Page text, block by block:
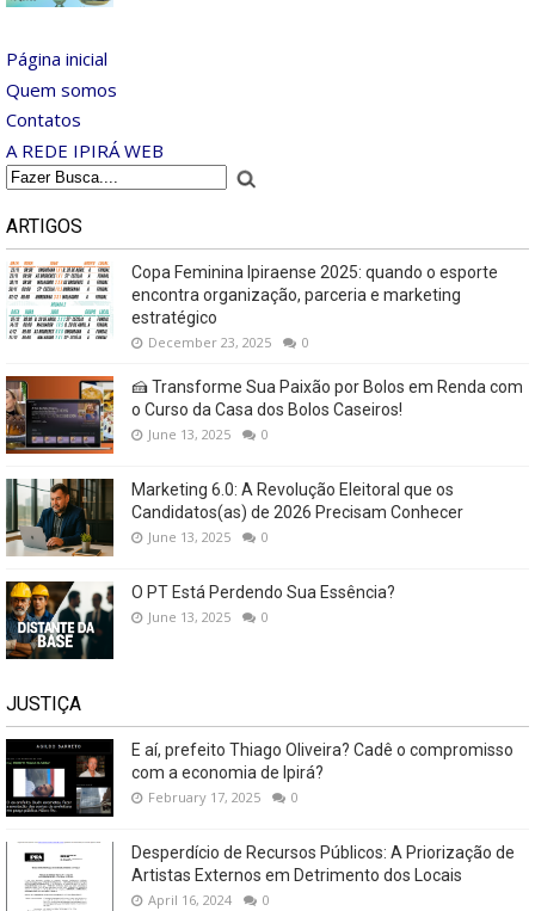
Página inicial
Quem somos
Contatos
A REDE IPIRÁ WEB
ARTIGOS
Copa Feminina Ipiraense 2025: quando o esporte
encontra organização, parceria e marketing
estratégico
December 23, 2025 0
🍰 Transforme Sua Paixão por Bolos em Renda com
o Curso da Casa dos Bolos Caseiros!
June 13, 2025 0
Marketing 6.0: A Revolução Eleitoral que os
Candidatos(as) de 2026 Precisam Conhecer
June 13, 2025 0
O PT Está Perdendo Sua Essência?
June 13, 2025 0
JUSTIÇA
E aí, prefeito Thiago Oliveira? Cadê o compromisso
com a economia de Ipirá?
February 17, 2025 0
Desperdício de Recursos Públicos: A Priorização de
Artistas Externos em Detrimento dos Locais
April 16, 2024 0